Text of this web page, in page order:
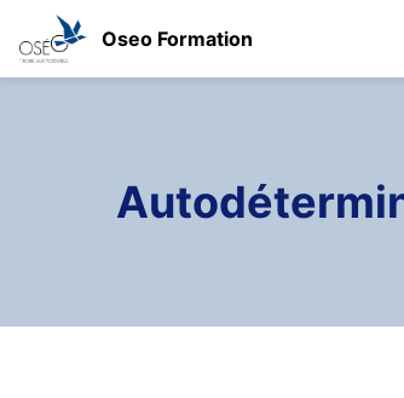
Oseo Formation